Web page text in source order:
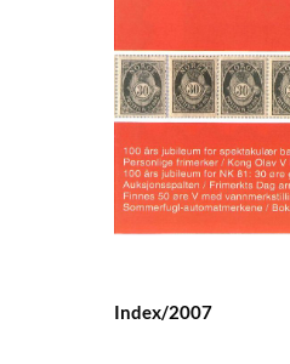
Index/2007